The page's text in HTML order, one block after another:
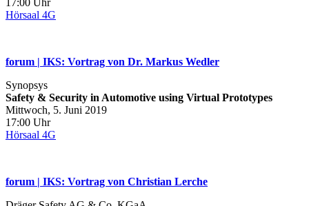
17:00 Uhr
Hörsaal 4G
forum | IKS: Vortrag von Dr. Markus Wedler
Synopsys
Safety & Security in Automotive using Virtual Prototypes
Mittwoch, 5. Juni 2019
17:00 Uhr
Hörsaal 4G
forum | IKS: Vortrag von Christian Lerche